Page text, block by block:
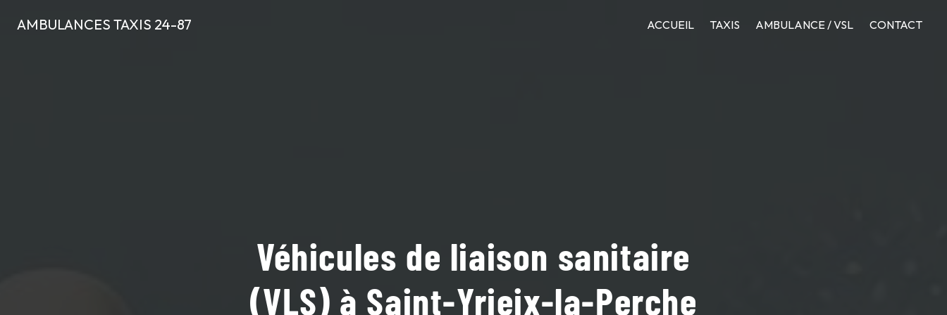
AMBULANCES TAXIS 24-87 ACCUEIL TAXIS AMBULANCE / VSL CONTACT
Véhicules de liaison sanitaire
(VLS) à Saint-Yrieix-la-Perche